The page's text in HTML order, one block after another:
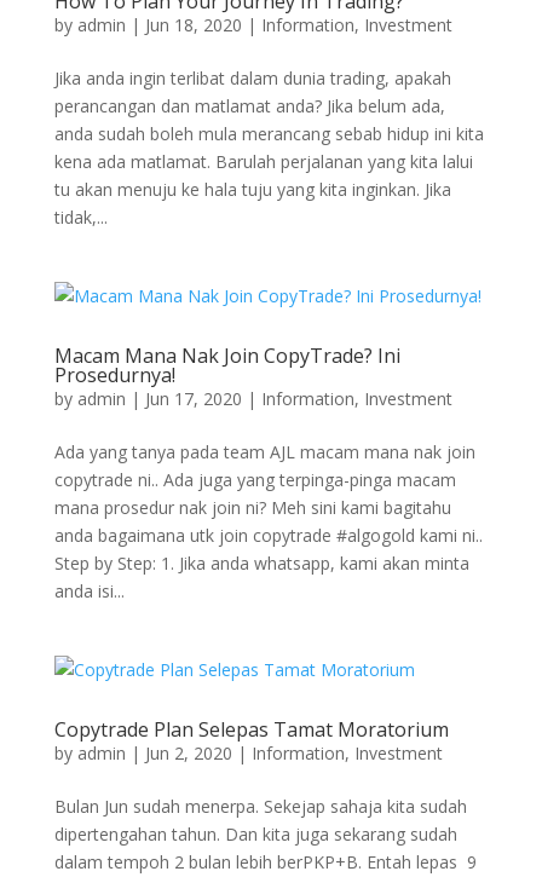
by admin | Jun 18, 2020 | Information, Investment
Jika anda ingin terlibat dalam dunia trading, apakah
perancangan dan matlamat anda? Jika belum ada,
anda sudah boleh mula merancang sebab hidup ini kita
kena ada matlamat. Barulah perjalanan yang kita lalui
tu akan menuju ke hala tuju yang kita inginkan. Jika
tidak,...
Macam Mana Nak Join CopyTrade? Ini
Prosedurnya!
by admin | Jun 17, 2020 | Information, Investment
Ada yang tanya pada team AJL macam mana nak join
copytrade ni.. Ada juga yang terpinga-pinga macam
mana prosedur nak join ni? Meh sini kami bagitahu
anda bagaimana utk join copytrade #algogold kami ni..
Step by Step: 1. Jika anda whatsapp, kami akan minta
anda isi...
Copytrade Plan Selepas Tamat Moratorium
by admin | Jun 2, 2020 | Information, Investment
Bulan Jun sudah menerpa. Sekejap sahaja kita sudah
dipertengahan tahun. Dan kita juga sekarang sudah
dalam tempoh 2 bulan lebih berPKP+B. Entah lepas 9